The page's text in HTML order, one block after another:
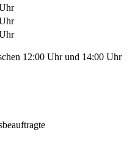
12:00 Uhr und 14:00 Uhr